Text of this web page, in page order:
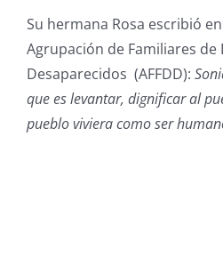
Su hermana Rosa escribió
Agrupación de Familiares de
Desaparecidos (AFFDD):
que es levantar, dignificar al
pueblo viviera como ser